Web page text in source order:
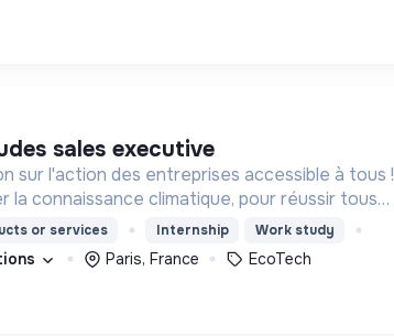
sales executive
sur l'action des entreprises accessible à tous !
la connaissance climatique, pour réussir tous
or services Internship Work study
Paris, France EcoTech